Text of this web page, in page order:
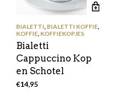
BIALETTI, BIALETTI KOFFIE,
KOFFIE, KOFFIEKOPJES
Bialetti
Cappuccino Kop
en Schotel
€14,95